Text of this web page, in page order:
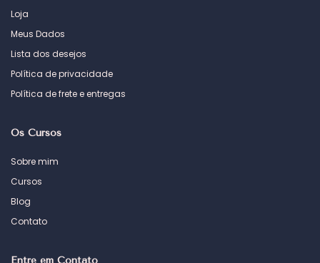
Loja
Meus Dados
Lista dos desejos
Política de privacidade
Política de frete e entregas
Os Cursos
Sobre mim
Cursos
Blog
Contato